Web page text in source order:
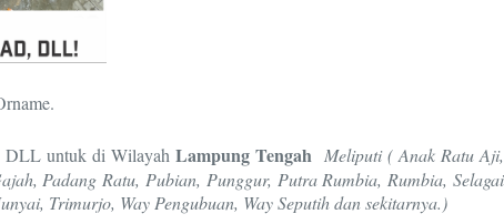
DLL untuk di Wilayah Lampung Tengah Meliputi ( Anak Ratu Aji,
Padang Ratu, Pubian, Punggur, Putra Rumbia, Rumbia, Selagai
Trimurjo, Way Pengubuan, Way Seputih dan sekitarnya.)